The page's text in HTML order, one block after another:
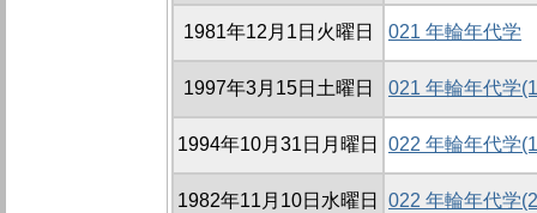
1981年12月1日火曜日 021 年輪年代学
1997年3月15日土曜日 021 年輪年代学
1994年10月31日月曜日 022 年輪年代学
1982年11月10日水曜日 022 年輪年代学